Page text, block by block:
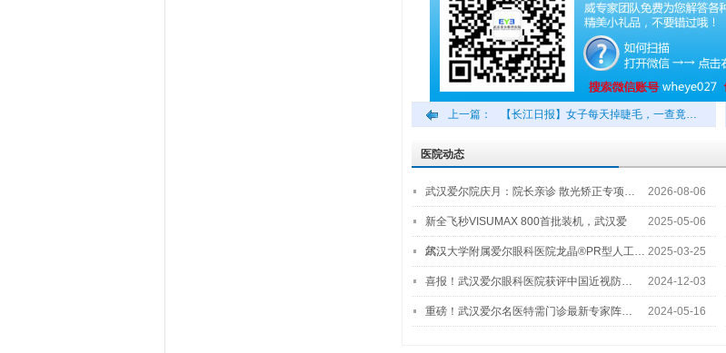
上一篇： 【长江日报】女子每天掉睫毛，一查竟…
医院动态
武汉爱尔院庆月：院长亲诊 散光矫正专项… 2026-08-06
新全飞秒VISUMAX 800首批装机，武汉爱
尔…
2025-05-06
武汉大学附属爱尔眼科医院龙晶®PR型人工… 2025-03-25
喜报！武汉爱尔眼科医院获评中国近视防… 2024-12-03
重磅！武汉爱尔名医特需门诊最新专家阵… 2024-05-16